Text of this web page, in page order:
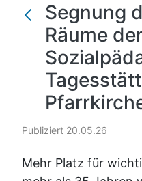
Segnung
Räume
Publiziert 20.05.26
Mehr Platz für